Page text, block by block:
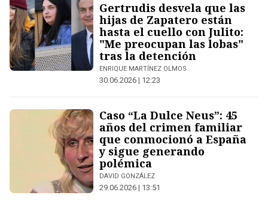
Gertrudis desvela que las
hijas de Zapatero están
hasta el cuello con Julito:
"Me preocupan las lobas"
tras la detención
ENRIQUE MARTÍNEZ OLMOS
30.06.2026 | 12:23
Caso “La Dulce Neus”: 45
años del crimen familiar
que conmocionó a España
y sigue generando
polémica
DAVID GONZÁLEZ
29.06.2026 | 13:51